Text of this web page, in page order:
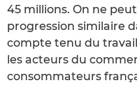
45 millions. On ne
progression similaire
compte tenu du
les acteurs du
consommateurs